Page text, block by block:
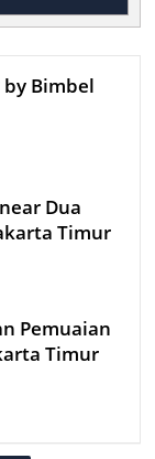
by Bimbel
Dua
Timur
Pemuaian
Timur